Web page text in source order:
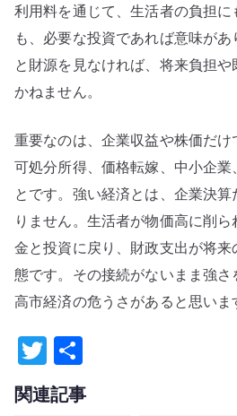
利用料を通じて、生活者の負担
も、必要な投資であれば意味が
と財源を見なければ、将来負担
かねません。
重要なのは、企業収益や株価だけ
可処分所得、価格転嫁、中小企
とです。強い経済とは、企業決
りません。生活者が物価高に削
金と投資に戻り、財政支出が将
態です。その接続がないまま強さ
高市経済の危うさがあると思いま
T
w
it
有
関連記事